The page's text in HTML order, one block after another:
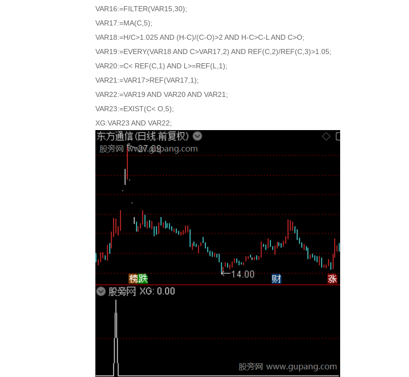
VAR16:=FILTER(VAR15,30);
VAR17:=MA(C,5);
VAR18:=H/C>1.025 AND (H-C)/(C-O)>2 AND H-C>C-L AND C>O;
VAR19:=EVERY(VAR18 AND C>VAR17,2) AND REF(C,2)/REF(C,3)>1.05;
VAR20:=C< REF(C,1) AND L>=REF(L,1);
VAR21:=VAR17>REF(VAR17,1);
VAR22:=VAR19 AND VAR20 AND VAR21;
VAR23:=EXIST(C< O,5);
XG:VAR23 AND VAR22;